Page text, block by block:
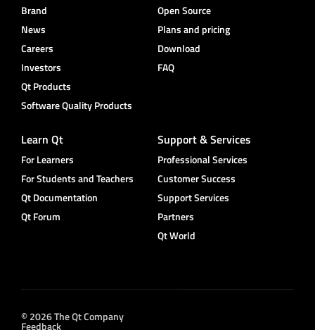
Brand
News
Careers
Investors
Qt Products
Software Quality Products
Open Source
Plans and pricing
Download
FAQ
Learn Qt
For Learners
For Students and Teachers
Qt Documentation
Qt Forum
Support & Services
Professional Services
Customer Success
Support Services
Partners
Qt World
© 2026 The Qt Company
Feedback